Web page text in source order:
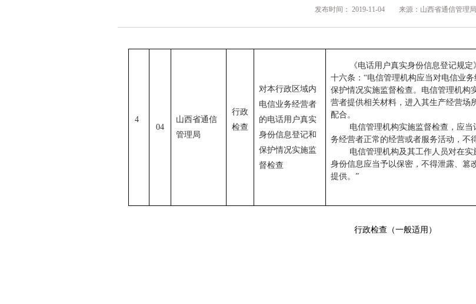
发布时间： 2019-11-04 来源：山西省通信管理局
4
04
山西省通信
管理局
行政
检查
对本行政区域内
电信业务经营者
的电话用户真实
身份信息登记和
保护情况实施监
督检查
《电话用户真实身份信息登记规
十六条：“电信管理机构应当对电信业
保护情况实施监督检查。电信管理机构
营者提供相关材料，进入其生产经营场
配合。
电信管理机构实施监督检查，应
务经营者正常的经营或者服务活动，
电信管理机构及其工作人员对在
身份信息应当予以保密，不得泄露、篡
提供。”
行政检查（一般适用）